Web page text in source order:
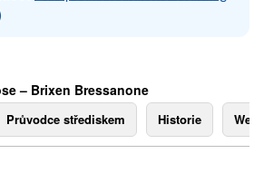
– Brixen Bressanone
Průvodce střediskem Historie